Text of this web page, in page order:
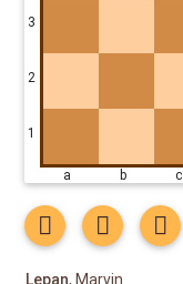
3
2
1
a b
Lepan, Marvin